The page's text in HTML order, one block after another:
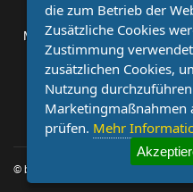
2.
Liga
3.
Möchten Sie, dass auch Ihr
sind Sie bei uns genau
kostenlose Kooperation.
Sportnachrichten
© by
die zum Betrieb der
Zusätzliche Cookies
Zustimmung
zusätzlichen Cookies,
Nutzung
Marketingmaßnahmen
prüfen. Mehr